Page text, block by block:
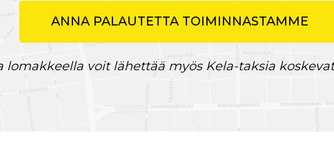
ANNA PALAUTETTA TOIMINNASTAMME
lomakkeella voit lähettää myös Kela-taksia